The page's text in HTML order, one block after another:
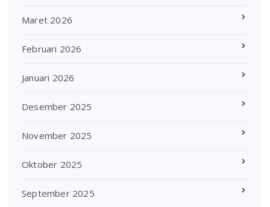
Maret 2026
Februari 2026
Januari 2026
Desember 2025
November 2025
Oktober 2025
September 2025